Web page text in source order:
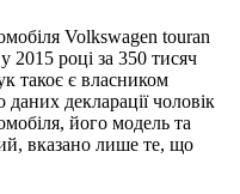
Volkswagen touran
2015 році за 350 тисяч
такоє є власником
даних декларації чоловік
його модель та
вказано лише те, що